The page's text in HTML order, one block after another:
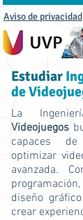
Aviso de privacidad
Estudiar
de
La
Videojuegos
capaces
optimizar
avanzada.
diseño
crear